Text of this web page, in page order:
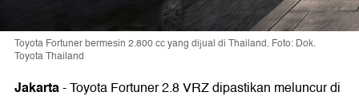
Toyota Fortuner bermesin 2.800 cc yang dijual di Thailand. Foto: Dok.
Toyota Thailand
Jakarta-Toyota Fortuner 2.8 VRZ dipastikan meluncur di